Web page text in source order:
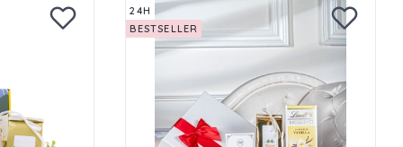
24H
BESTSELLER